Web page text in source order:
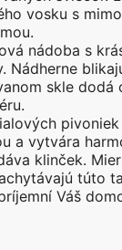
vosku s
nádoba s
Nádherne
skle dodá
pivoniek
a vytvára
klinček.
túto
Váš